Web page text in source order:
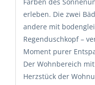
erleben. Die zwei
andere mit
Regenduschkopf –
Moment purer
Der Wohnbereich
Herzstück der